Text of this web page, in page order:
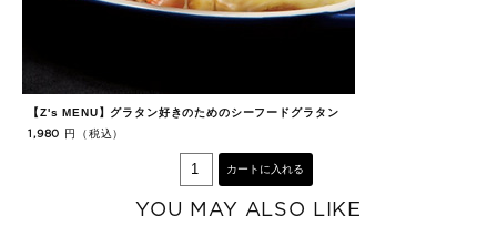
【Z's MENU】グラタン好きのためのシーフードグラタン
1,980 円（税込）
カートに入れる
YOU MAY ALSO LIKE